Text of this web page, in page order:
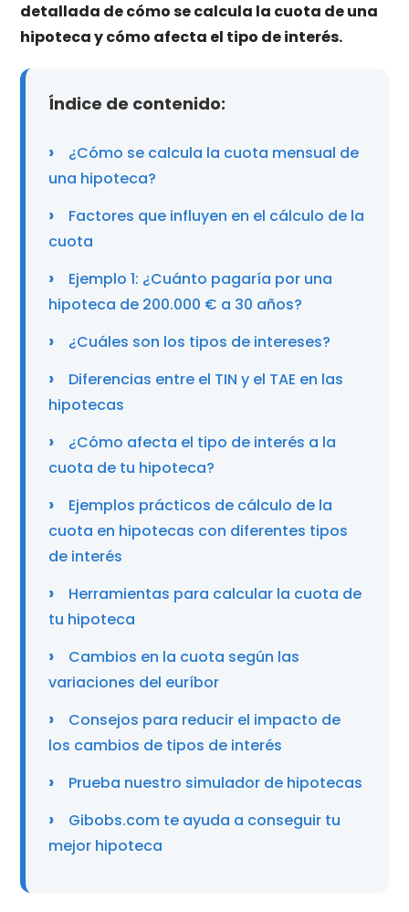
detallada de cómo se calcula la cuota de una
hipoteca y cómo afecta el tipo de interés.
Índice de contenido:
¿Cómo se calcula la cuota mensual de
una hipoteca?
Factores que influyen en el cálculo de la
cuota
Ejemplo 1: ¿Cuánto pagaría por una
hipoteca de 200.000 € a 30 años?
¿Cuáles son los tipos de intereses?
Diferencias entre el TIN y el TAE en las
hipotecas
¿Cómo afecta el tipo de interés a la
cuota de tu hipoteca?
Ejemplos prácticos de cálculo de la
cuota en hipotecas con diferentes tipos
de interés
Herramientas para calcular la cuota de
tu hipoteca
Cambios en la cuota según las
variaciones del euríbor
Consejos para reducir el impacto de
los cambios de tipos de interés
Prueba nuestro simulador de hipotecas
Gibobs.com te ayuda a conseguir tu
mejor hipoteca